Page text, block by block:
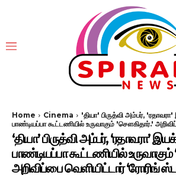
Home Cinema
'தியா' பிருத்வி அம்பர்,
பாண்டியப்பா கூட்டணியில் உருவாகும் 'சௌகிதார்.'
‘தியா’ பிருத்வி அம்பர், ‘ரதாவரா’
பாண்டியப்பா கூட்டணியில்
அறிவிப்பை வெளியிட்டார் ‘ரோரிங்